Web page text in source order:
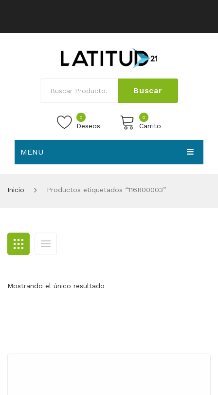
Buscar
0
Deseos
0
Carrito
MENU
BLOG
CONTACTO
Inicio Productos etiquetados “116R00003”
Mostrando el único resultado